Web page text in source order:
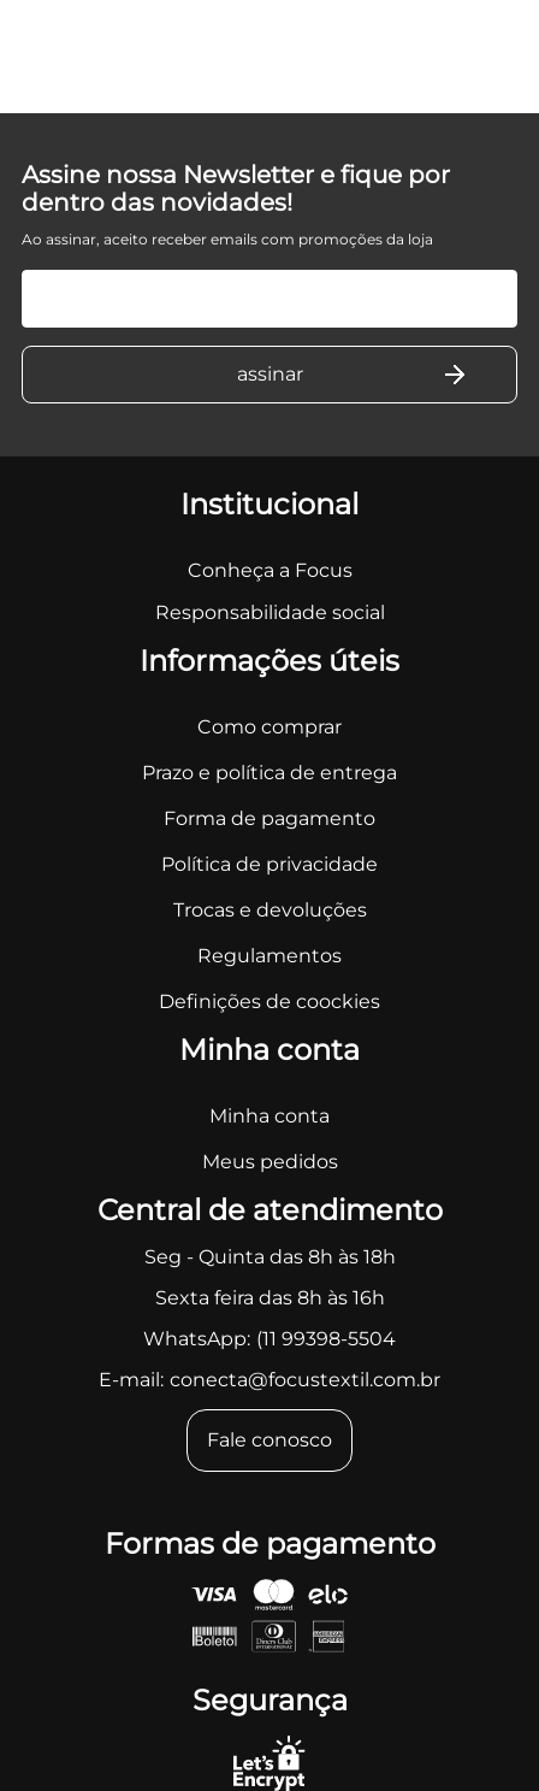
Assine nossa Newsletter e fique por
dentro das novidades!
Ao assinar, aceito receber emails com promoções da loja
Institucional
Conheça a Focus
Responsabilidade social
Informações úteis
Como comprar
Prazo e política de entrega
Forma de pagamento
Política de privacidade
Trocas e devoluções
Regulamentos
Definições de coockies
Minha conta
Minha conta
Meus pedidos
Central de atendimento
Seg - Quinta das 8h às 18h
Sexta feira das 8h às 16h
WhatsApp: (11 99398-5504
E-mail: conecta@focustextil.com.br
Fale conosco
Formas de pagamento
Segurança